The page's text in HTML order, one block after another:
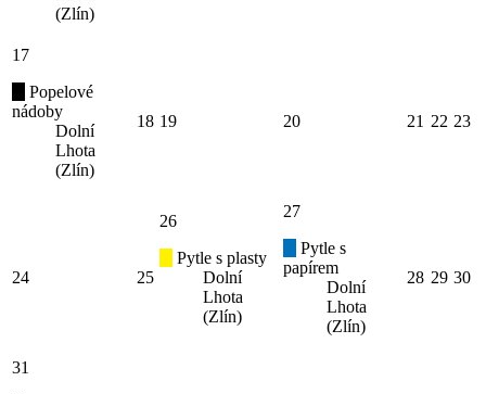
(Zlín)
17
Popelové
nádoby
Dolní
Lhota
(Zlín)
18 19 20 21 22 23
24 25
26
Pytle s plasty
Dolní
Lhota
(Zlín)
27
Pytle s
papírem
Dolní
Lhota
(Zlín)
28 29 30
31